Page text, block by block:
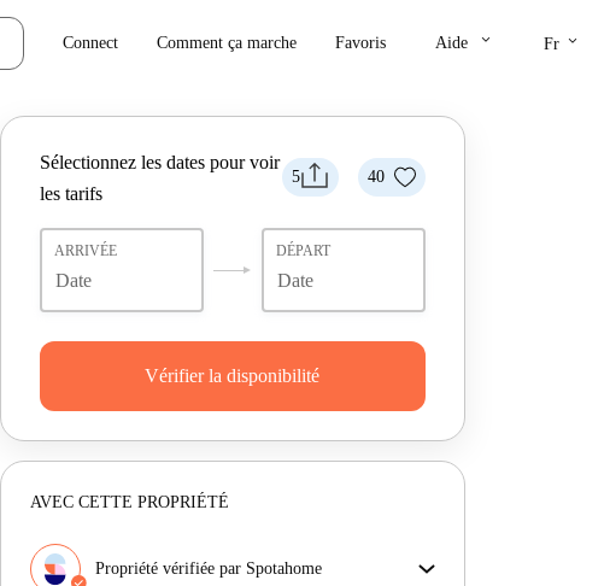
Connect Comment ça marche Favoris Aide keyboard_arrow_down Fr keyboard_arrow_down
5 40
Sélectionnez les dates pour voir
les tarifs
ARRIVÉE DÉPART
Vérifier la disponibilité
AVEC CETTE PROPRIÉTÉ
Propriété vérifiée par Spotahome